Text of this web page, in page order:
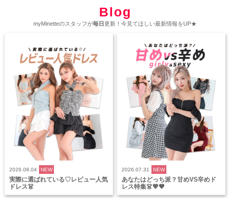
Blog
myMinetteのスタッフが毎日更新！今見てほしい最新情報をUP★
2026.08.04 NEW
実際に選ばれている♡レビュー人気
ドレス👗
2026.07.31 NEW
あなたはどっち派？甘めVS辛めド
レス特集👗💖🖤